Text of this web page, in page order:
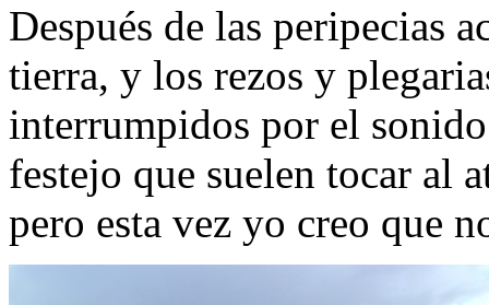
Después de las peripecias
tierra, y los rezos y
interrumpidos por el
festejo que suelen tocar al
pero esta vez yo creo que